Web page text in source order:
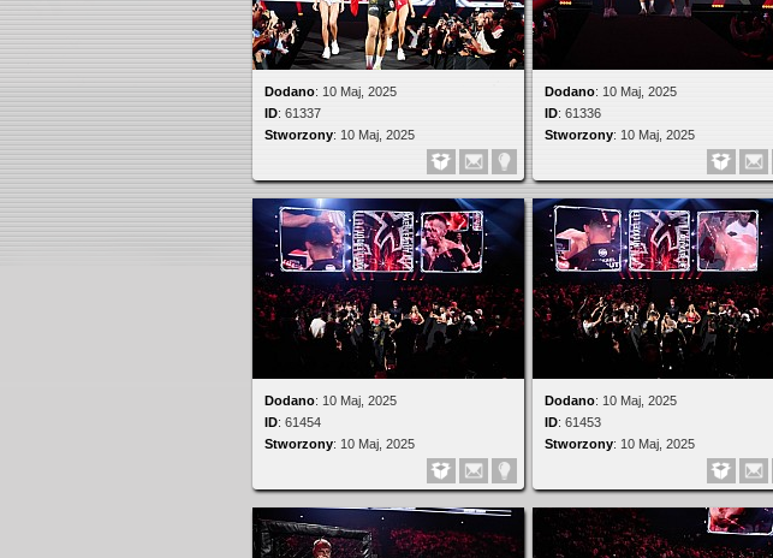
Dodano: 10 Maj, 2025
ID: 61336
Stworzony: 10 Maj, 2025
Dodano: 10 Maj, 2025
ID: 61337
Stworzony: 10 Maj, 2025
Dodano: 10 Maj, 2025
ID: 61453
Stworzony: 10 Maj, 2025
Dodano: 10 Maj, 2025
ID: 61454
Stworzony: 10 Maj, 2025